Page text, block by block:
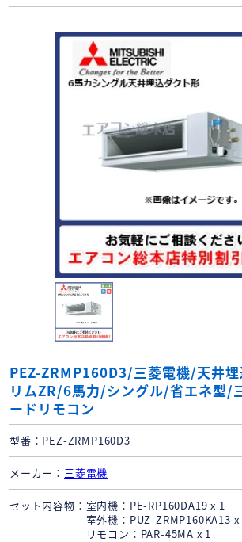
PEZ-ZRMP160D3/三菱電機/天井
リムZR/6馬力/シングル/省エネ型/
ードリモコン
型番 PEZ-ZRMP160D3
メーカー 三菱電機
セット内容物
室内機：PE-RP160DA19 x 1
室外機：PUZ-ZRMP160KA13 x
リモコン：PAR-45MA x 1